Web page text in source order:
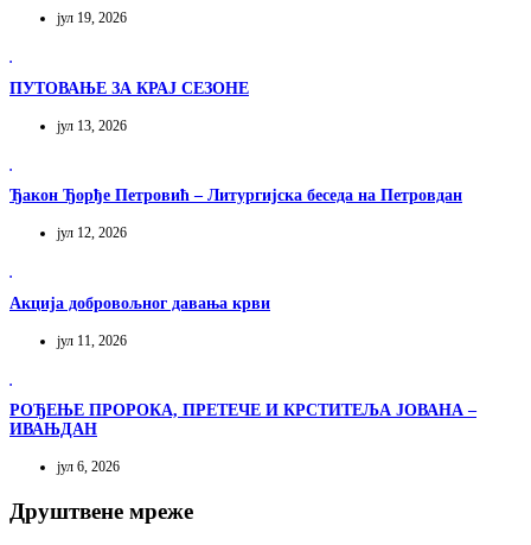
јул 19, 2026
ПУТОВАЊЕ ЗА КРАЈ СЕЗОНЕ
јул 13, 2026
Ђакон Ђорђе Петровић – Литургијска беседа на Петровдан
јул 12, 2026
Акција добровољног давања крви
јул 11, 2026
РОЂЕЊЕ ПРОРОКА, ПРЕТЕЧЕ И КРСТИТЕЉА ЈОВАНА –
ИВАЊДАН
јул 6, 2026
Друштвене мреже